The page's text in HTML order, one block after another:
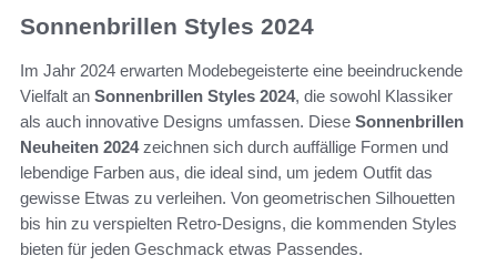
Sonnenbrillen Styles 2024
Im Jahr 2024 erwarten Modebegeisterte eine beeindruckende
Vielfalt an Sonnenbrillen Styles 2024, die sowohl Klassiker
als auch innovative Designs umfassen. Diese Sonnenbrillen
Neuheiten 2024zeichnen sich durch auffällige Formen und
lebendige Farben aus, die ideal sind, um jedem Outfit das
gewisse Etwas zu verleihen. Von geometrischen Silhouetten
bis hin zu verspielten Retro-Designs, die kommenden Styles
bieten für jeden Geschmack etwas Passendes.